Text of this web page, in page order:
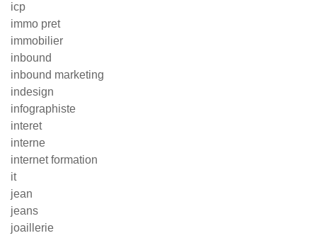
icp
immo pret
immobilier
inbound
inbound marketing
indesign
infographiste
interet
interne
internet formation
it
jean
jeans
joaillerie